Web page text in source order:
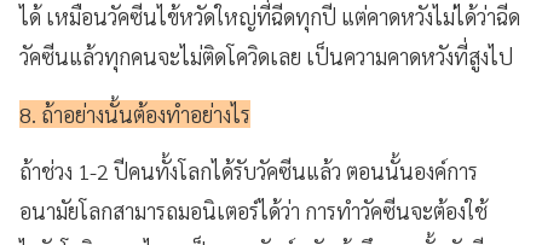
ได้ เหมือนวัคซีนไข้หวัดใหญ่ที่ฉีดทุกปี แต่คาดหวังไม่ได้ว่าฉีด
วัคซีนแล้วทุกคนจะไม่ติดโควิดเลย เป็นความคาดหวังที่สูงไป
8. ถ้าอย่างนั้นต้องทำอย่างไร
ถ้าช่วง 1-2 ปีคนทั้งโลกได้รับวัคซีนแล้ว ตอนนั้นองค์การ
อนามัยโลกสามารถมอนิเตอร์ได้ว่า การทำวัคซีนจะต้องใช้